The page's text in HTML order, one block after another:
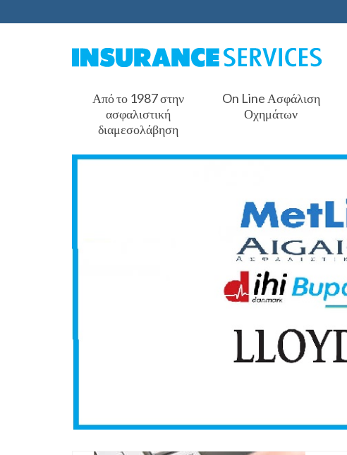
Από το 1987 στην
ασφαλιστική
διαμεσολάβηση
On Line Ασφάλιση
Οχημάτων